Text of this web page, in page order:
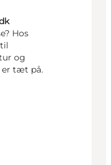
Hos
og
er tæt på.